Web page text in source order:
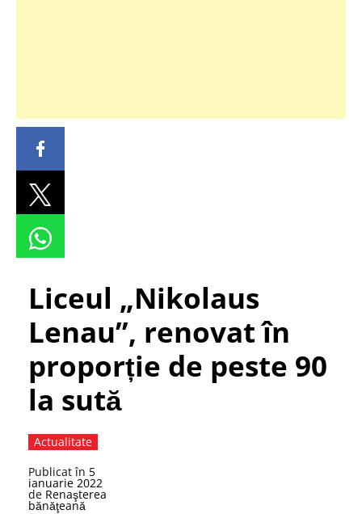
Liceul „Nikolaus
Lenau”, renovat în
proporție de peste 90
la sută
Actualitate
Publicat în 5
ianuarie 2022
de Renaşterea
bănăţeană